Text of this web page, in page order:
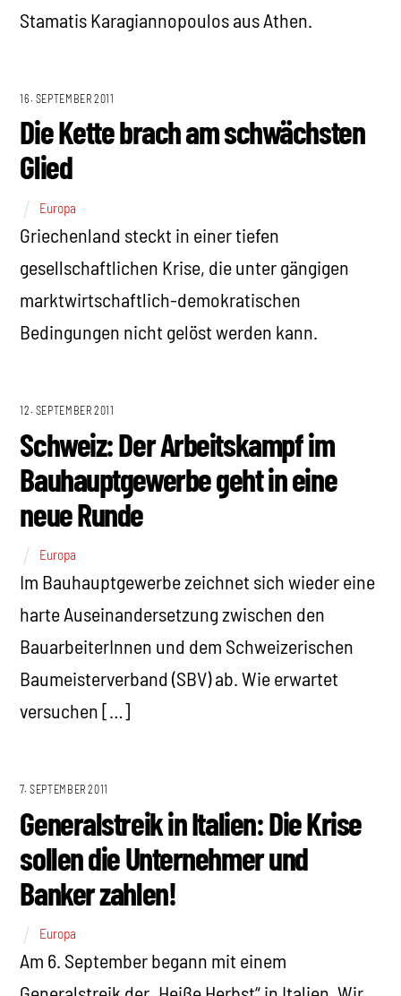
Stamatis Karagiannopoulos aus Athen.
16. SEPTEMBER 2011
Die Kette brach am schwächsten
Glied
Europa
Griechenland steckt in einer tiefen
gesellschaftlichen Krise, die unter gängigen
marktwirtschaftlich-demokratischen
Bedingungen nicht gelöst werden kann.
12. SEPTEMBER 2011
Schweiz: Der Arbeitskampf im
Bauhauptgewerbe geht in eine
neue Runde
Europa
Im Bauhauptgewerbe zeichnet sich wieder eine
harte Auseinandersetzung zwischen den
BauarbeiterInnen und dem Schweizerischen
Baumeisterverband (SBV) ab. Wie erwartet
versuchen […]
7. SEPTEMBER 2011
Generalstreik in Italien: Die Krise
sollen die Unternehmer und
Banker zahlen!
Europa
Am 6. September begann mit einem